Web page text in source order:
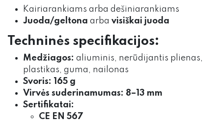
Kairiarankiams arba dešiniarankiams
Juoda/geltona arba visiškai juoda
Techninės specifikacijos:
Medžiagos: aliuminis, nerūdijantis plienas,
plastikas, guma, nailonas
Svoris:
165 g
Virvės suderinamumas: 8–13 mm
Sertifikatai:
CE EN 567